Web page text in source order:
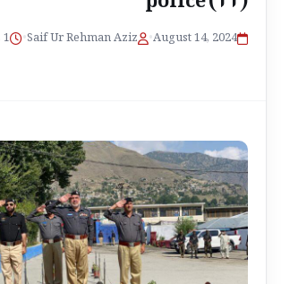
August 14, 2024
•
Saif Ur Rehman Aziz
•
1 منٹ پڑھنے کا وقت